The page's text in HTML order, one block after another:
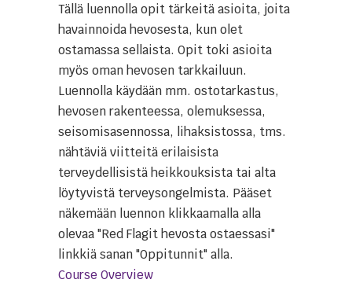
Tällä luennolla opit tärkeitä asioita, joita
havainnoida hevosesta, kun olet
ostamassa sellaista. Opit toki asioita
myös oman hevosen tarkkailuun.
Luennolla käydään mm. ostotarkastus,
hevosen rakenteessa, olemuksessa,
seisomisasennossa, lihaksistossa, tms.
nähtäviä viitteitä erilaisista
terveydellisistä heikkouksista tai alta
löytyvistä terveysongelmista. Pääset
näkemään luennon klikkaamalla alla
olevaa "Red Flagit hevosta ostaessasi"
linkkiä sanan "Oppitunnit" alla.
Course Overview